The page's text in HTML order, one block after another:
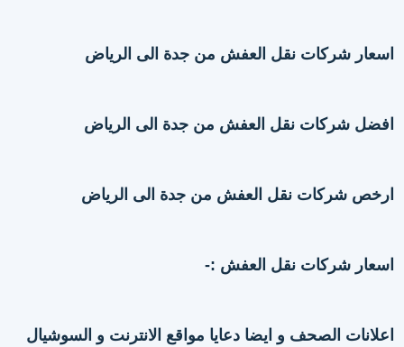
اسعار شركات نقل العفش من جدة الى الرياض
افضل شركات نقل العفش من جدة الى الرياض
ارخص شركات نقل العفش من جدة الى الرياض
اسعار شركات نقل العفش :-
اعلانات الصحف و ايضا دعايا مواقع الانترنت و السوشيال